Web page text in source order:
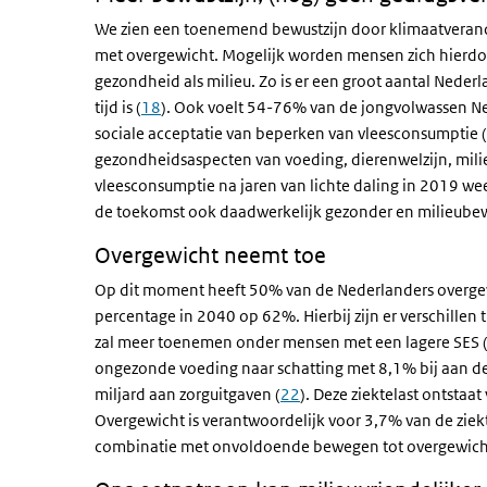
We zien een toenemend bewustzijn door
met overgewicht. Mogelijk worden mensen zich
gezondheid als milieu. Zo is er een groot aantal
tijd is (18). Ook voelt 54-76% van de jongvolwassen
sociale acceptatie van beperken van vleesconsumptie (
gezondheidsaspecten van voeding, dierenwelzijn,
vleesconsumptie na jaren van lichte daling in 2019
de toekomst ook daadwerkelijk gezonder en
Overgewicht neemt toe
Op dit moment heeft 50% van de Nederlanders
percentage in 2040 op 62%. Hierbij zijn er
zal meer toenemen onder mensen met een lagere SES (
ongezonde voeding naar schatting met 8,1% bij aan
miljard aan zorguitgaven (22). Deze ziektelast
Overgewicht is verantwoordelijk voor 3,7% van de
combinatie met onvoldoende bewegen tot